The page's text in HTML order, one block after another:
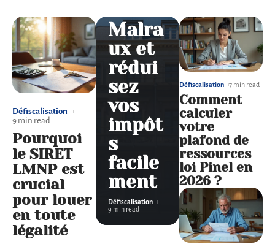
Défiscalisation
9 min read
Pourquoi
le SIRET
LMNP est
crucial
pour louer
en toute
légalité
fiscal
Malra
ux et
rédui
sez
vos
impôt
s
facile
ment
Défiscalisation
9 min read
Défiscalisation 7 min read
Comment
calculer
votre
plafond de
ressources
loi Pinel en
2026 ?